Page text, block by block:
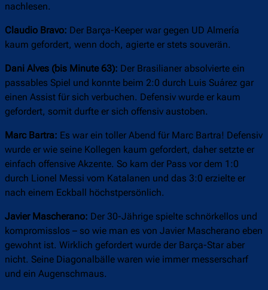
nachlesen.
Claudio Bravo: Der Barça-Keeper war gegen UD Almería
kaum gefordert, wenn doch, agierte er stets souverän.
Dani Alves (bis Minute 63): Der Brasilianer absolvierte ein
passables Spiel und konnte beim 2:0 durch Luis Suárez gar
einen Assist für sich verbuchen. Defensiv wurde er kaum
gefordert, somit durfte er sich offensiv austoben.
Marc Bartra: Es war ein toller Abend für Marc Bartra! Defensiv
wurde er wie seine Kollegen kaum gefordert, daher setzte er
einfach offensive Akzente. So kam der Pass vor dem 1:0
durch Lionel Messi vom Katalanen und das 3:0 erzielte er
nach einem Eckball höchstpersönlich.
Javier Mascherano: Der 30-Jährige spielte schnörkellos und
kompromisslos – so wie man es von Javier Mascherano eben
gewohnt ist. Wirklich gefordert wurde der Barça-Star aber
nicht. Seine Diagonalbälle waren wie immer messerscharf
und ein Augenschmaus.